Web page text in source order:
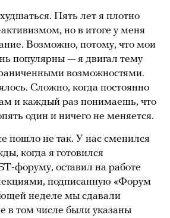
Пять лет я плотно
но в итоге у меня
Возможно, потому, что мои
популярны — я двигал тему
возможностями.
Сложно, когда постоянно
и каждый раз понимаешь, что
один и ничего не меняется.
пошло не так. У нас сменился
когда я готовился
форуму, оставил на работе
подписанную «Форум
неделе мы сдавали
в том числе были указаны